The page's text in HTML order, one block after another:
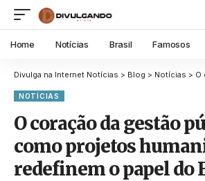
Home Notícias Brasil Famosos
Divulga na Internet Notícias > Blog > Notícias > O
NOTÍCIAS
O coração da gestão
como projetos
redefinem o papel do